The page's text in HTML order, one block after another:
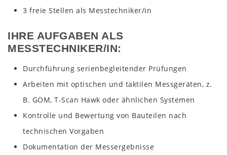
3 freie Stellen als Messtechniker/in
IHRE AUFGABEN ALS
MESSTECHNIKER/IN:
Durchführung serienbegleitender Prüfungen
Arbeiten mit optischen und taktilen Messgeräten, z.
B. GOM, T-Scan Hawk oder ähnlichen Systemen
Kontrolle und Bewertung von Bauteilen nach
technischen Vorgaben
Dokumentation der Messergebnisse